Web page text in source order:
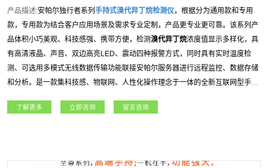
产品描述:安帕尔独行者系列 手持式溴代异丁烷检测仪，根据分为通用款和专用
款，专用款为结合客户应用场景及需求专业定制，产品更专业更可靠。该系列产
品体积小巧美观、科技感强、携带方便，检测溴代异丁烷浓度值显示多样化，具
有高清液晶、声音、双边高亮LED、震动四种报警方式，同时具有实时温度检
测、可选用多模式无线数据传输功能联接安帕尔服务器进行远程监控、数据存储
和分析。是一款集科技感、物联网、人性化操作理念于一体的全新互联网型手持/
气、航天军工、化工、电力、科研院所、市政工程、矿业、冶金等各行业领域。
了解更多 立即咨询 留言咨询